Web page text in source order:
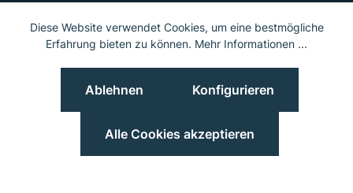
Wir versenden mit
Unsere Socials
© 2023 Hieber Lindberg GmbH © 2023 MGS Loib GmbH
Diese Website verwendet Cookies, um eine bestmögliche
Erfahrung bieten zu können. Mehr Informationen ...
Ablehnen Konfigurieren
Alle Cookies akzeptieren